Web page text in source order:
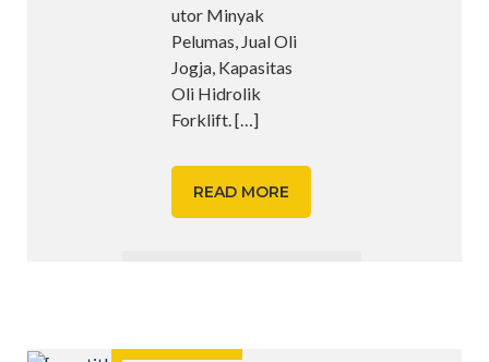
utor Minyak
Pelumas, Jual Oli
Jogja, Kapasitas
Oli Hidrolik
Forklift.[…]
READ MORE